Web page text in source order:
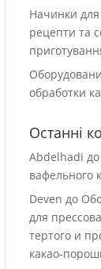
Начинки для
рецепти та
обработки
Останні
Abdelhadi до
вафельного
Deven до
для
тертого и
какао-